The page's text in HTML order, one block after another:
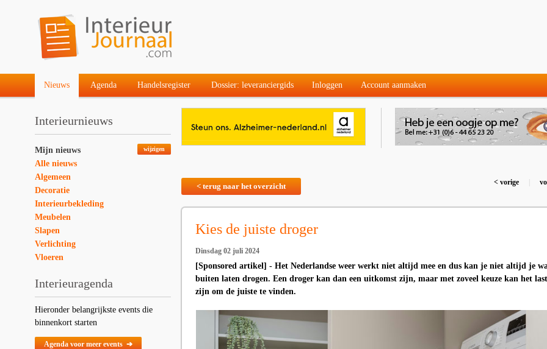
Nieuws Agenda Handelsregister Dossier: leveranciergids Inloggen Account aanmaken
Interieurnieuws
wijzigen
Mijn nieuws
Alle nieuws
Algemeen
Decoratie
Interieurbekleding
Meubelen
Slapen
Verlichting
Vloeren
Interieuragenda
Hieronder belangrijkste events die
binnenkort starten
Agenda voor meer events ➔
< terug naar het overzicht < vorige
Kies de juiste droger
Dinsdag 02 juli 2024
[Sponsored artikel] - Het Nederlandse weer werkt niet altijd mee en dus kan je niet altijd je
buiten laten drogen. Een droger kan dan een uitkomst zijn, maar met zoveel keuze kan het
zijn om de juiste te vinden.